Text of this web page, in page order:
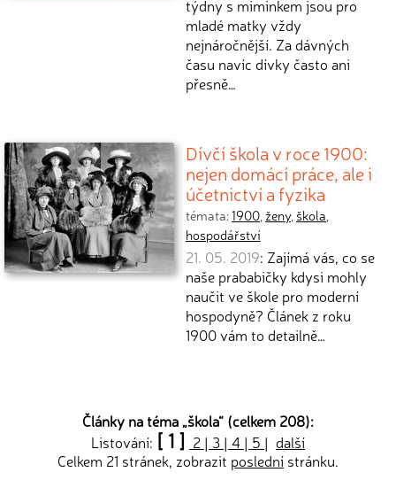
týdny s miminkem jsou pro
mladé matky vždy
nejnáročnější. Za dávných
času navíc dívky často ani
přesně…
Dívčí škola v roce 1900:
nejen domácí práce, ale i
účetnictví a fyzika
témata:1900, ženy, škola,
hospodářství
21. 05. 2019: Zajímá vás, co se
naše prababičky kdysi mohly
naučit ve škole pro moderní
hospodyně? Článek z roku
1900 vám to detailně…
Články na téma „škola“ (celkem 208):
Listování: [ 1 ] 2 | 3 | 4 | 5 | další
Celkem 21 stránek, zobrazit poslední stránku.